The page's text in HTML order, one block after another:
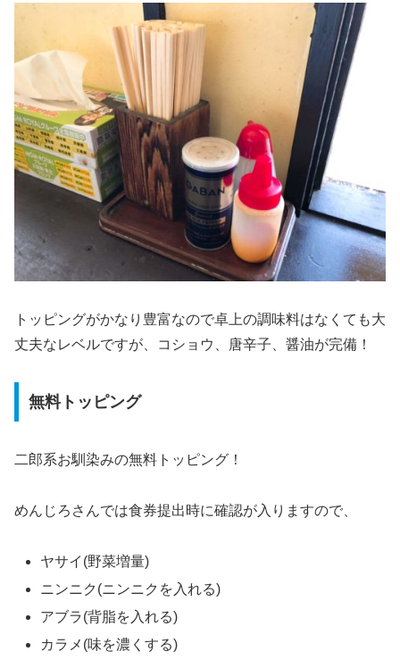
トッピングがかなり豊富なので卓上の調味料はなくても大
丈夫なレベルですが、コショウ、唐辛子、醤油が完備！
無料トッピング
二郎系お馴染みの無料トッピング！
めんじろさんでは食券提出時に確認が入りますので、
ヤサイ(野菜増量)
ニンニク(ニンニクを入れる)
アブラ(背脂を入れる)
カラメ(味を濃くする)